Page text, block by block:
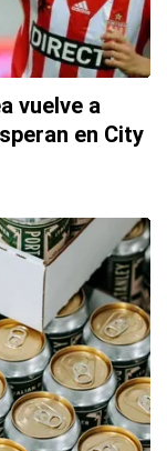
vuelve a
en City